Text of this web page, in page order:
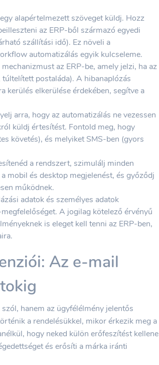
alapértelmezett szöveget küldj. Hozz
az ERP-ből származó egyedi
szállítási idő). Ez növeli a
automatizálás egyik kulcseleme.
az ERP-be, amely jelzi, ha az
postaláda). A hibanaplózás
kerülés elkerülése érdekében, segítve a
arra, hogy az automatizálás ne vezessen
küldj értesítést. Fontold meg, hogy
követés), és melyiket SMS-ben (gyors
a rendszert, szimulálj minden
mobil és desktop megjelenést, és győződj
működnek.
adatok és személyes adatok
A jogilag kötelező érvényű
is eleget kell tenni az ERP-ben,
Az e-mail
hanem az ügyfélélmény jelentős
a rendelésükkel, mikor érkezik meg a
hogy neked külön erőfeszítést kellene
és erősíti a márka iránti